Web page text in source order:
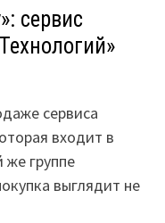
сервис
сервиса
входит в
же группе
выглядит не